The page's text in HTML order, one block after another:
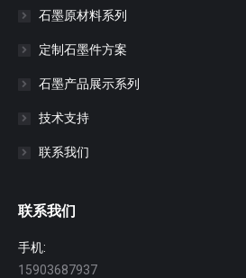
石墨原材料系列
定制石墨件方案
石墨产品展示系列
技术支持
联系我们
联系我们
手机:
15903687937